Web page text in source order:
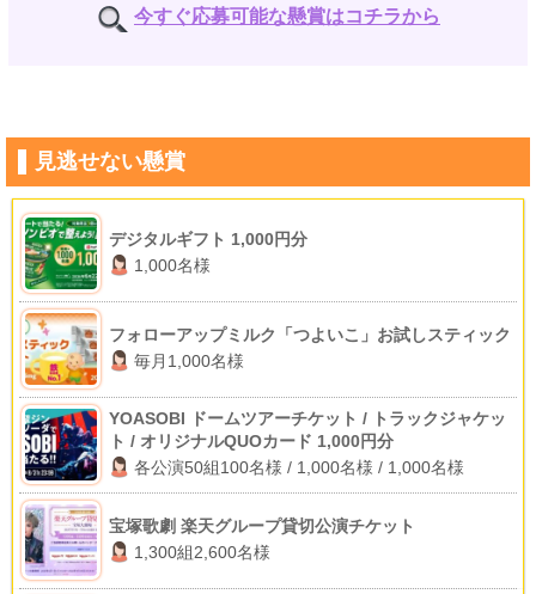
今すぐ応募可能な懸賞はコチラから
見逃せない懸賞
デジタルギフト 1,000円分
1,000名様
フォローアップミルク「つよいこ」お試しスティック
毎月1,000名様
YOASOBI ドームツアーチケット / トラックジャケッ
ト / オリジナルQUOカード 1,000円分
各公演50組100名様 / 1,000名様 / 1,000名様
宝塚歌劇 楽天グループ貸切公演チケット
1,300組2,600名様